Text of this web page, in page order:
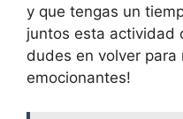
y que tengas un
juntos esta actividad
dudes en volver para
emocionantes!